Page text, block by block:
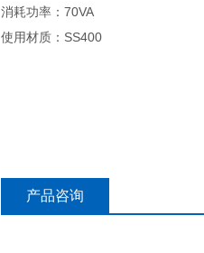
消耗功率：70VA
使用材质：SS400
产品咨询